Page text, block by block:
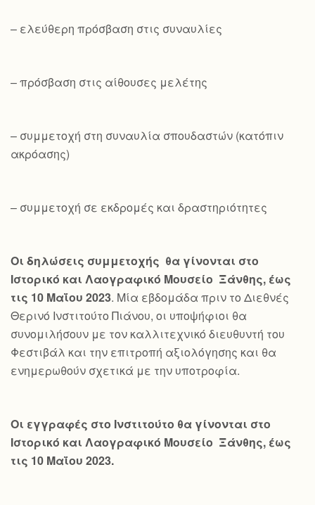
– ελεύθερη πρόσβαση στις συναυλίες
– πρόσβαση στις αίθουσες μελέτης
– συμμετοχή στη συναυλία σπουδαστών (κατόπιν
ακρόασης)
– συμμετοχή σε εκδρομές και δραστηριότητες
Οι δηλώσεις συμμετοχής θα γίνονται στο
Ιστορικό και Λαογραφικό Μουσείο Ξάνθης, έως
τις 10 Μαΐου 2023. Μία εβδομάδα πριν το Διεθνές
Θερινό Ινστιτούτο Πιάνου, οι υποψήφιοι θα
συνομιλήσουν με τον καλλιτεχνικό διευθυντή του
Φεστιβάλ και την επιτροπή αξιολόγησης και θα
ενημερωθούν σχετικά με την υποτροφία.
Οι εγγραφές στο Ινστιτούτο θα γίνονται στο
Ιστορικό και Λαογραφικό Μουσείο Ξάνθης, έως
τις 10 Μαΐου 2023.